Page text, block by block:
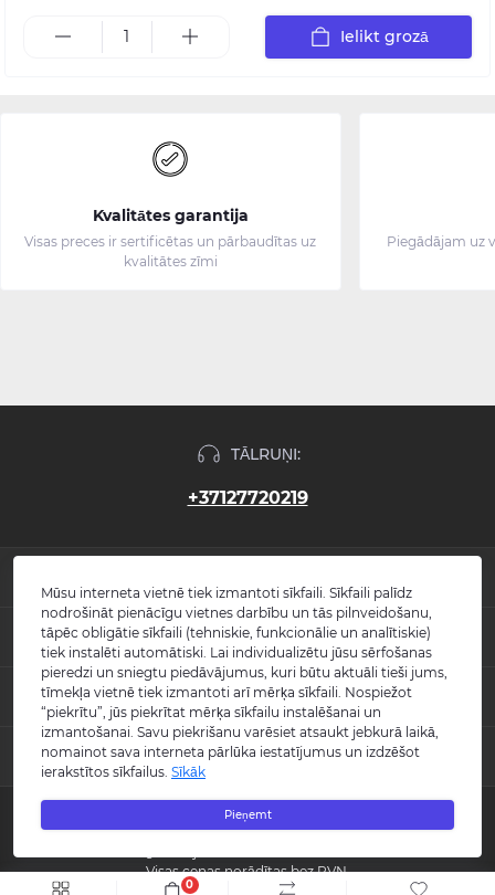
0
Ielikt grozā
Kvalitātes garantija
Visas preces ir sertificētas un pārbaudītas uz
kvalitātes zīmi
Piegādājam uz
TĀLRUŅI:
+37127720219
Jaunumi
Atsauksmes
Kontakti
Vietnes karte
Ražotāji
Īpašais piedāvājums
POPULĀRS
Izlietnes
Vannas
Maisītāji
Tualetes podi
KONTAKTI UN ADRESE
info@burlington.eu
P. 09:00 - 17:00
O. 09:00 - 17:00
C. 09:00 - 17:00
S.-Sv. Slēgts
MESENDŽERI
WhatsApp
Messenger
Copyright © 2008 - 2026 SIA "Burlington" - Visas tiesības aizsargātas.
Visas cenas norādītas bez PVN.
Šo vietni izstrādāja «Qloud
Mūsu interneta vietnē tiek izmantoti sīkfaili. Sīkfaili palīdz
nodrošināt pienācīgu vietnes darbību un tās pilnveidošanu,
tāpēc obligātie sīkfaili (tehniskie, funkcionālie un analītiskie)
tiek instalēti automātiski. Lai individualizētu jūsu sērfošanas
pieredzi un sniegtu piedāvājumus, kuri būtu aktuāli tieši jums,
tīmekļa vietnē tiek izmantoti arī mērķa sīkfaili. Nospiežot
“piekrītu”, jūs piekrītat mērķa sīkfailu instalēšanai un
izmantošanai. Savu piekrišanu varēsiet atsaukt jebkurā laikā,
nomainot sava interneta pārlūka iestatījumus un izdzēšot
ierakstītos sīkfailus. Sīkāk
Pieņemt